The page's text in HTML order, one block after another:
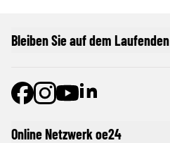
Online Netzwerk oe24
Bleiben Sie auf dem Laufenden